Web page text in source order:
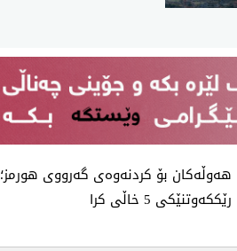
هەوڵەکان بۆ کردنەوەی گەرووی هورمز؛
رێککەوتنێکی 5 خاڵی کرا